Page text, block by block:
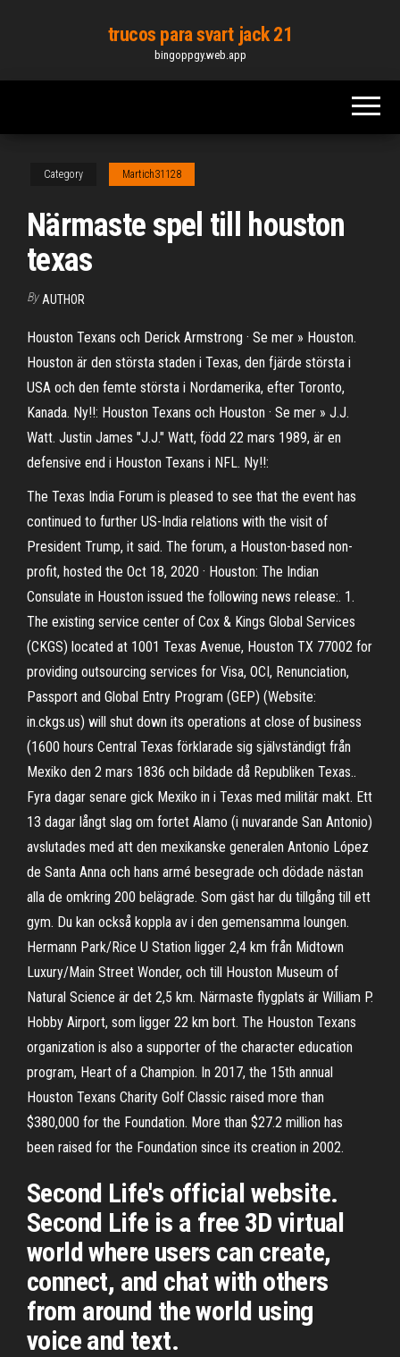
content
trucos para svart jack 21
bingoppgy.web.app
Category Martich31128
Närmaste spel till houston
texas
By AUTHOR
Houston Texans och Derick Armstrong · Se mer » Houston.
Houston är den största staden i Texas, den fjärde största i
USA och den femte största i Nordamerika, efter Toronto,
Kanada. Ny!!: Houston Texans och Houston · Se mer » J.J.
Watt. Justin James "J.J." Watt, född 22 mars 1989, är en
defensive end i Houston Texans i NFL. Ny!!:
The Texas India Forum is pleased to see that the event has
continued to further US-India relations with the visit of
President Trump, it said. The forum, a Houston-based non-
profit, hosted the Oct 18, 2020 · Houston: The Indian
Consulate in Houston issued the following news release:. 1.
The existing service center of Cox & Kings Global Services
(CKGS) located at 1001 Texas Avenue, Houston TX 77002 for
providing outsourcing services for Visa, OCI, Renunciation,
Passport and Global Entry Program (GEP) (Website:
in.ckgs.us) will shut down its operations at close of business
(1600 hours Central Texas förklarade sig självständigt från
Mexiko den 2 mars 1836 och bildade då Republiken Texas..
Fyra dagar senare gick Mexiko in i Texas med militär makt. Ett
13 dagar långt slag om fortet Alamo (i nuvarande San Antonio)
avslutades med att den mexikanske generalen Antonio López
de Santa Anna och hans armé besegrade och dödade nästan
alla de omkring 200 belägrade. Som gäst har du tillgång till ett
gym. Du kan också koppla av i den gemensamma loungen.
Hermann Park/Rice U Station ligger 2,4 km från Midtown
Luxury/Main Street Wonder, och till Houston Museum of
Natural Science är det 2,5 km. Närmaste flygplats är William P.
Hobby Airport, som ligger 22 km bort. The Houston Texans
organization is also a supporter of the character education
program, Heart of a Champion. In 2017, the 15th annual
Houston Texans Charity Golf Classic raised more than
$380,000 for the Foundation. More than $27.2 million has
been raised for the Foundation since its creation in 2002.
Second Life's official website.
Second Life is a free 3D virtual
world where users can create,
connect, and chat with others
from around the world using
voice and text.